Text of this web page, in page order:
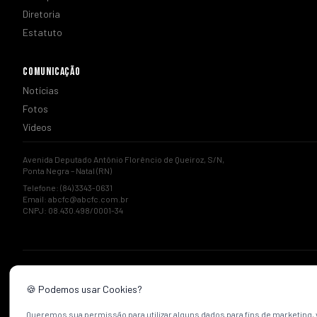
Diretoria
Estatuto
COMUNICAÇÃO
Notícias
Fotos
Vídeos
Avenida Deputado Antônio Florêncio de Queiroz, S/N,
Ponta Negra – Natal (RN)
Telefone: (84) 3343-0631
Email: abcfc@abcfc.com.br
CNPJ: 08.430.498/0001-34
🍪 Podemos usar Cookies?
Queremos sua permissão para utilizar alguns dados para fins de